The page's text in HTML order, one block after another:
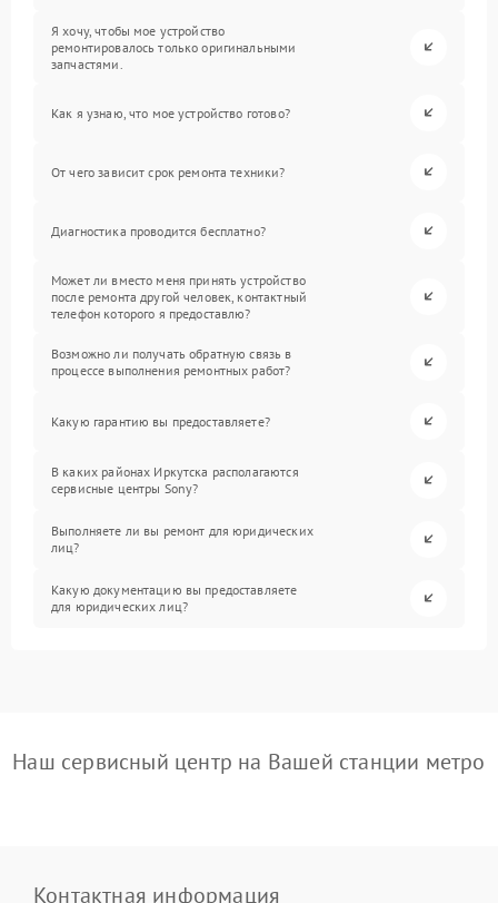
Я хочу, чтобы мое устройство
ремонтировалось только оригинальными
запчастями.
Как я узнаю, что мое устройство готово?
От чего зависит срок ремонта техники?
Диагностика проводится бесплатно?
Может ли вместо меня принять устройство
после ремонта другой человек, контактный
телефон которого я предоставлю?
Возможно ли получать обратную связь в
процессе выполнения ремонтных работ?
Какую гарантию вы предоставляете?
В каких районах Иркутска располагаются
сервисные центры Sony?
Выполняете ли вы ремонт для юридических
лиц?
Какую документацию вы предоставляете
для юридических лиц?
Наш сервисный центр на Вашей станции метро
Контактная информация